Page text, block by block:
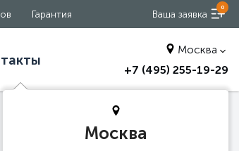
Гарантия Ваша заявка
0
+7 (495) 255-19-29
Москва
Москва